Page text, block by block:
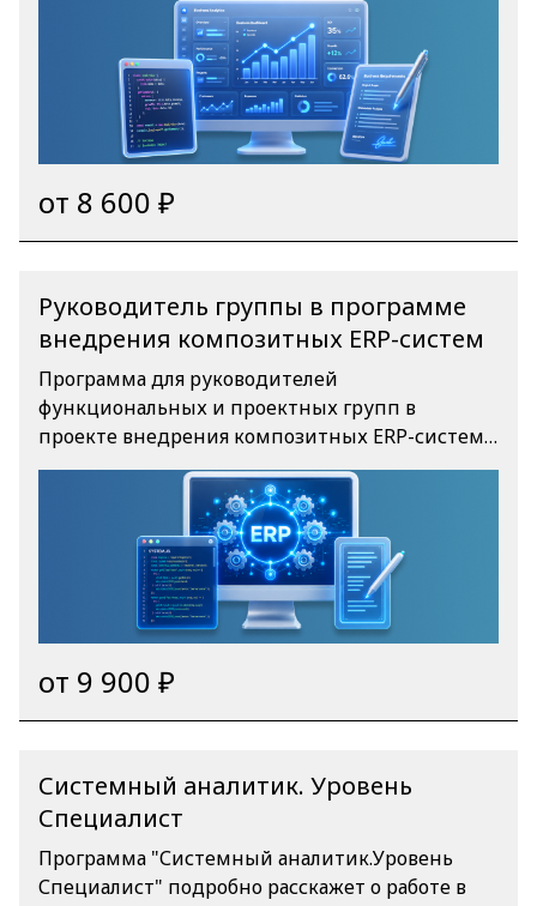
самостоятельно проводить аудит, оценивать
риски, внедрять улучшения и настраивать
продуктивную работу всех подразделений
компании. Эта программа поможет вам
приобрести необходимые знания и навыки
для эффективного управления бизнес-
процессами и повышения результативности
работы компании в целом.
от 8 600 ₽
Руководитель группы в программе
внедрения композитных ERP-систем
Программа для руководителей
функциональных и проектных групп в
проекте внедрения композитных ERP-систем
в рамках экосистемы «Федерация». Экосистема
«Федерация» представляет собой совокупность
технологических, методологических и
организационных инструментов,
обеспечивающих поддержку работы
государства, заказчиков, вендоров,
интеграторов, бизнес-консультантов и
разработчиков в сегменте рынка «Создание
систем управления крупными холдингами и
предприятиями на отечественных решениях».
от 9 900 ₽
Системный аналитик. Уровень
Специалист
Программа "Системный аналитик.Уровень
Специалист" подробно расскажет о работе в